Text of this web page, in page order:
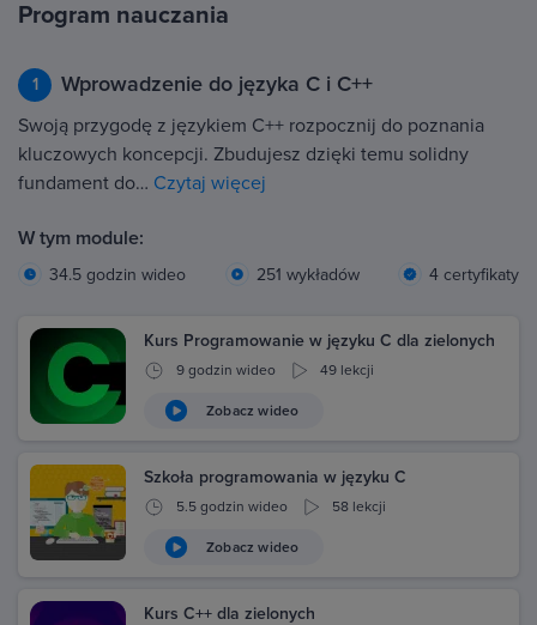
Program nauczania
1 Wprowadzenie do języka C i C++
Swoją przygodę z językiem C++ rozpocznij do poznania
kluczowych koncepcji. Zbudujesz dzięki temu solidny
fundament do… Czytaj więcej
W tym module:
34.5 godzin wideo 251 wykładów 4 certyfikaty
Kurs Programowanie w języku C dla zielonych
9 godzin wideo 49 lekcji
Zobacz wideo
Szkoła programowania w języku C
5.5 godzin wideo 58 lekcji
Zobacz wideo
Kurs C++ dla zielonych